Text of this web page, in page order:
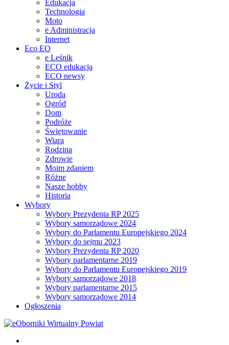
Edukacja
Technologia
Moto
e Administracja
Internet
Eco EO
e Leśnik
ECO edukacja
ECO newsy
Życie i Styl
Uroda
Ogród
Dom
Podróże
Świętowanie
Wiara
Rodzina
Zdrowie
Moim zdaniem
Różne
Nasze hobby
Historia
Wybory
Wybory Prezydenta RP 2025
Wybory samorządowe 2024
Wybory do Parlamentu Europejskiego 2024
Wybory do sejmu 2023
Wybory Prezydenta RP 2020
Wybory parlamentarne 2019
Wybory do Parlamentu Europejskiego 2019
Wybory samorządowe 2018
Wybory parlamentarne 2015
Wybory samorządowe 2014
Ogłoszenia